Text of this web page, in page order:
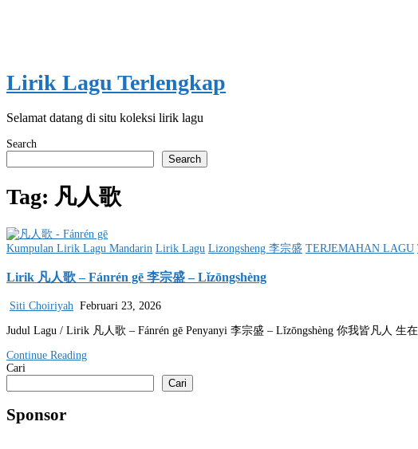
Lirik Lagu Terlengkap
Selamat datang di situ koleksi lirik lagu
Search
Search
Tag: 凡人歌
Posted
Kumpulan Lirik Lagu Mandarin Lirik Lagu Lizongsheng 李宗盛 TERJEMAHAN LAGU
Lirik 凡人歌 – Fánrén gē 李宗盛 – Lǐzōngshèng
Siti Choiriyah Februari 23, 2026
Judul Lagu / Lirik 凡人歌 – Fánrén gē Penyanyi 李宗盛 – Lǐzōngshèng 你我皆凡人
Continue Reading
Cari
Cari
Sponsor